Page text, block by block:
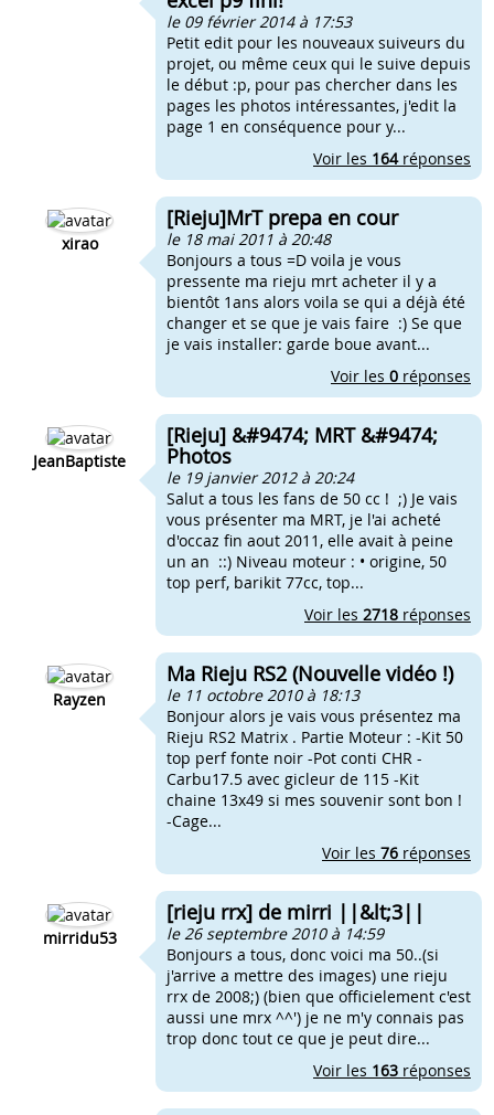
le 09 février 2014 à 17:53
Petit edit pour les nouveaux suiveurs du
projet, ou même ceux qui le suive depuis
le début :p, pour pas chercher dans les
pages les photos intéressantes, j'edit la
page 1 en conséquence pour y...
Voir les 164réponses
xirao
[Rieju]MrT prepa en cour
le 18 mai 2011 à 20:48
Bonjours a tous =D voila je vous
pressente ma rieju mrt acheter il y a
bientôt 1ans alors voila se qui a déjà été
changer et se que je vais faire :) Se que
je vais installer: garde boue avant...
Voir les 0 réponses
JeanBaptiste
[Rieju] &#9474; MRT &#9474;
Photos
le 19 janvier 2012 à 20:24
Salut a tous les fans de 50 cc ! ;) Je vais
vous présenter ma MRT, je l'ai acheté
d'occaz fin aout 2011, elle avait à peine
un an ::) Niveau moteur : • origine, 50
top perf, barikit 77cc, top...
Voir les 2718 réponses
Rayzen
Ma Rieju RS2 (Nouvelle vidéo !)
le 11 octobre 2010 à 18:13
Bonjour alors je vais vous présentez ma
Rieju RS2 Matrix . Partie Moteur : -Kit 50
top perf fonte noir -Pot conti CHR -
Carbu17.5 avec gicleur de 115 -Kit
chaine 13x49 si mes souvenir sont bon !
-Cage...
Voir les 76 réponses
mirridu53
[rieju rrx] de mirri ||&lt;3||
le 26 septembre 2010 à 14:59
Bonjours a tous, donc voici ma 50..(si
j'arrive a mettre des images) une rieju
rrx de 2008;) (bien que officielement c'est
aussi une mrx ^^') je ne m'y connais pas
trop donc tout ce que je peut dire...
Voir les 163 réponses